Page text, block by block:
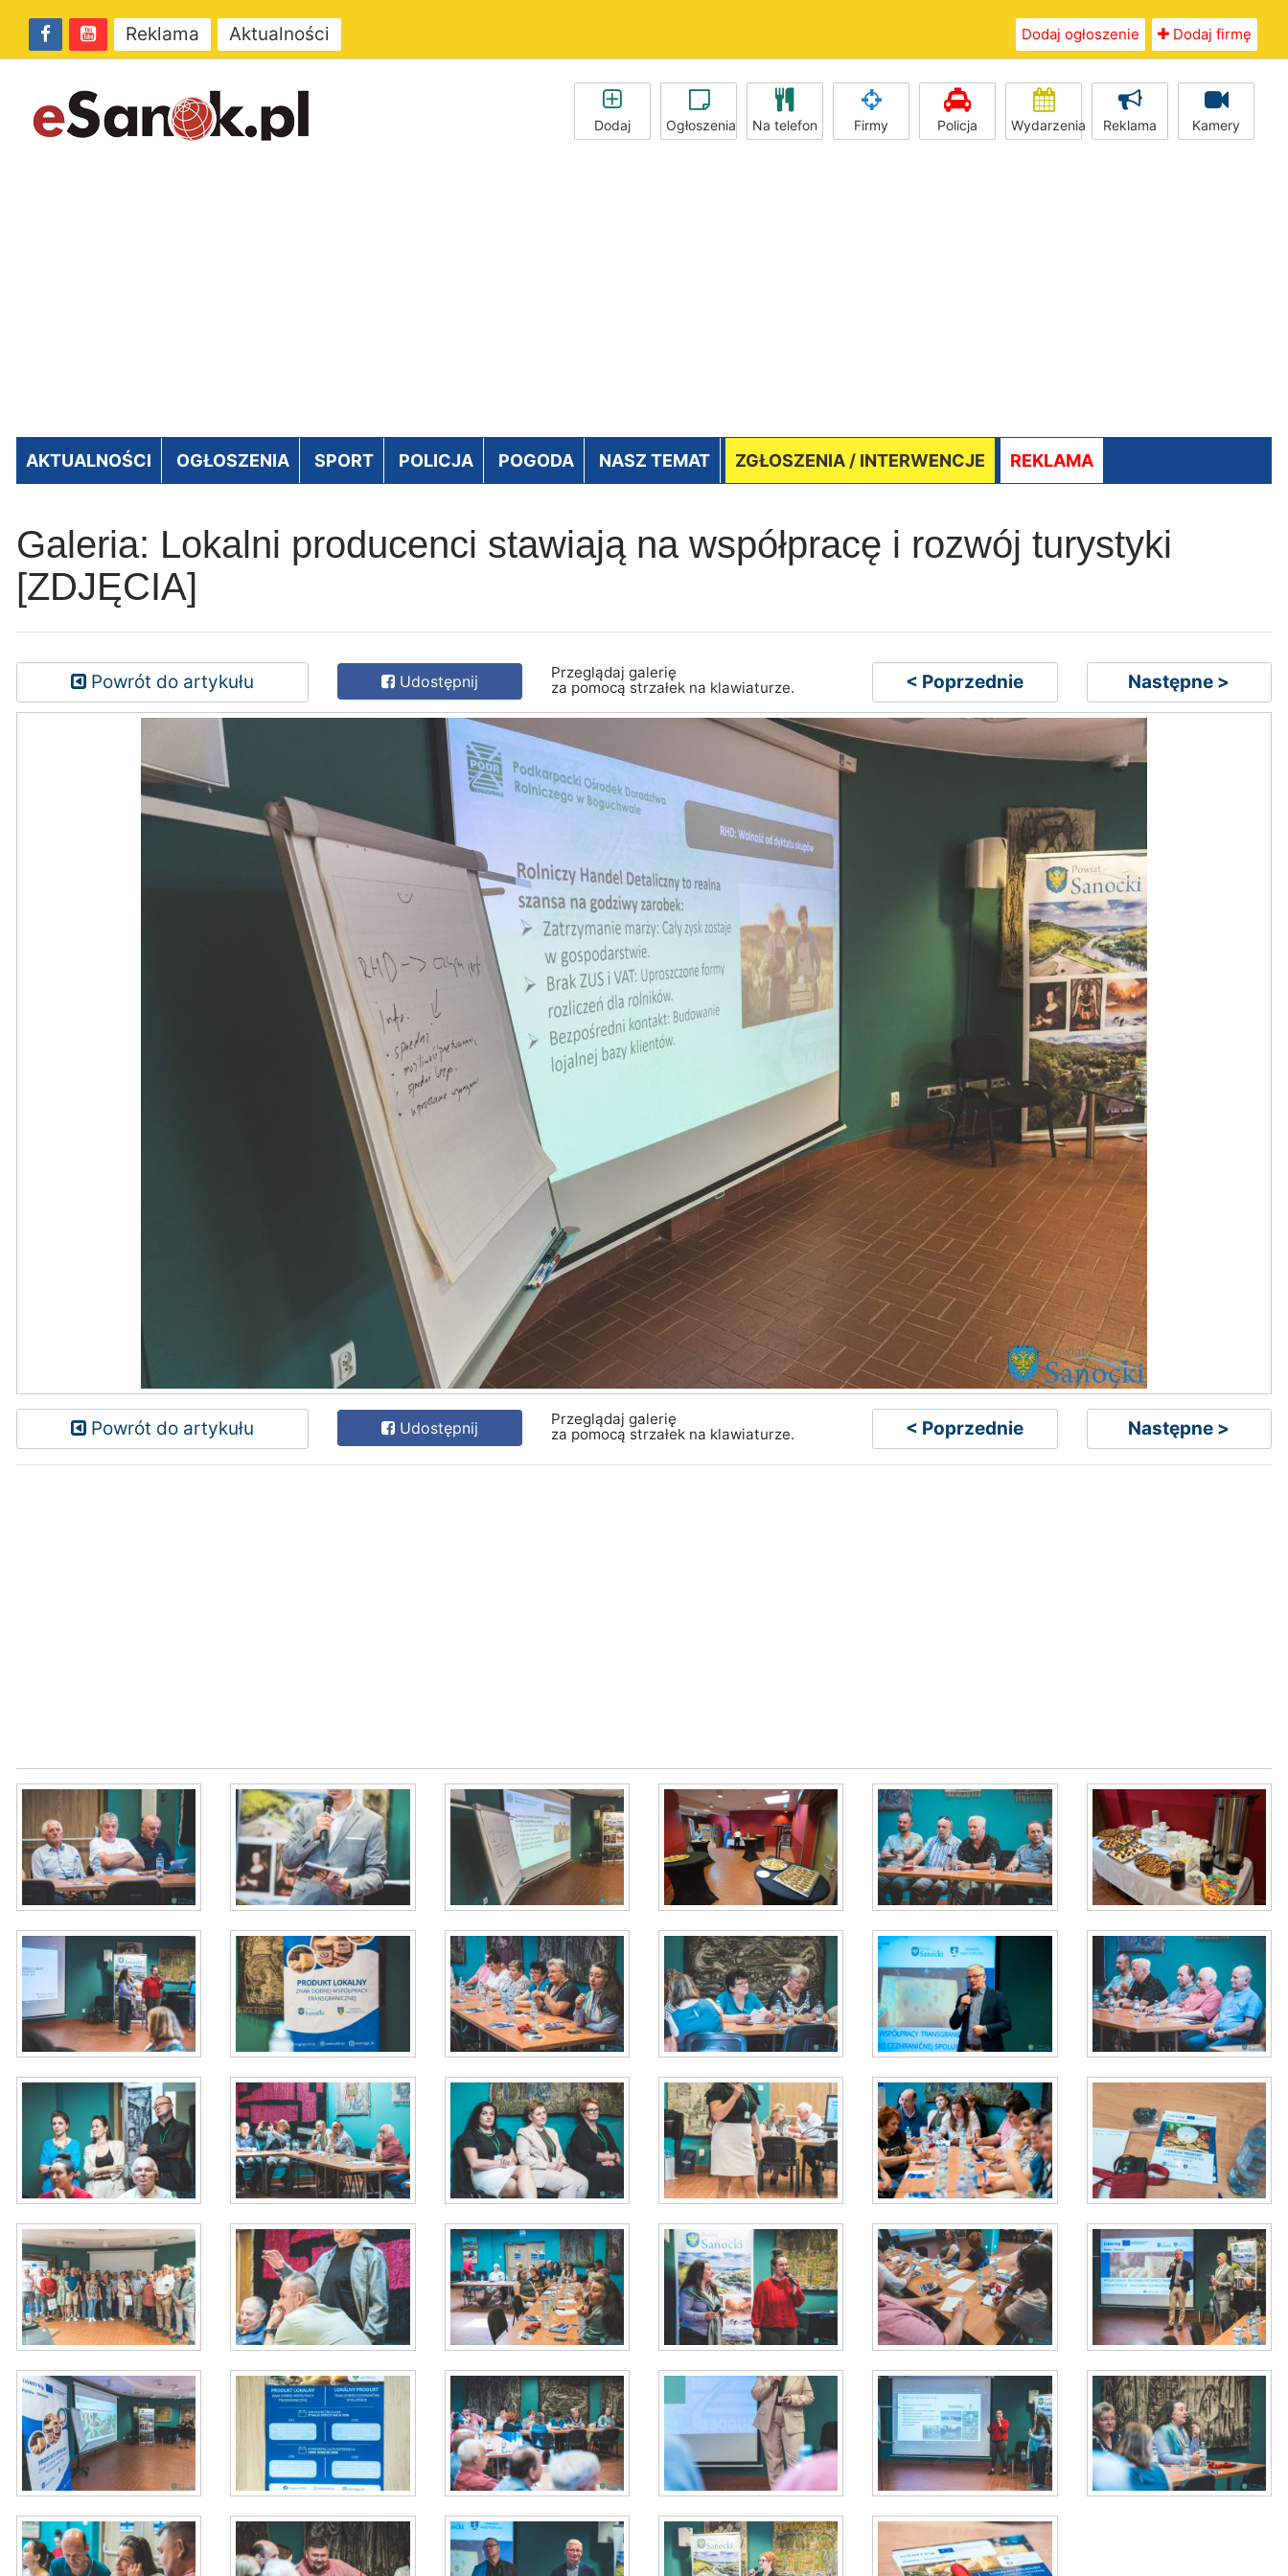
Reklama Aktualności Dodaj ogłoszenie Dodaj firmę
Dodaj Ogłoszenia Na telefon Firmy Policja Wydarzenia Reklama Kamery
AKTUALNOŚCI OGŁOSZENIA SPORT POLICJA POGODA NASZ TEMAT ZGŁOSZENIA / INTERWENCJE REKLAMA
Galeria: Lokalni producenci stawiają na współpracę i rozwój turystyki
[ZDJĘCIA]
Powrót do artykułu Udostępnij
Przeglądaj galerię
za pomocą strzałek na klawiaturze.
< Poprzednie Następne >
Powrót do artykułu Udostępnij
Przeglądaj galerię
za pomocą strzałek na klawiaturze.
< Poprzednie Następne >